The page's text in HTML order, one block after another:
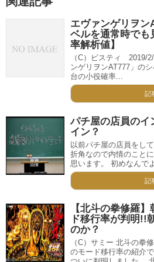
エヴァンゲリヲン
ベルを通常時で
率解析値】
（C）ビスティ 2019/
ンゲリヲンAT777」の
台の小役確率...
記
パチ屋の店員のイ
イン？
以前パチ屋の店員をし
折角なので内情のこと
思います。 初めなんで
記
【北斗の拳修羅
ド移行率が判明!!
のか？
（C）サミー 北斗の拳
のモード移行率の紹介